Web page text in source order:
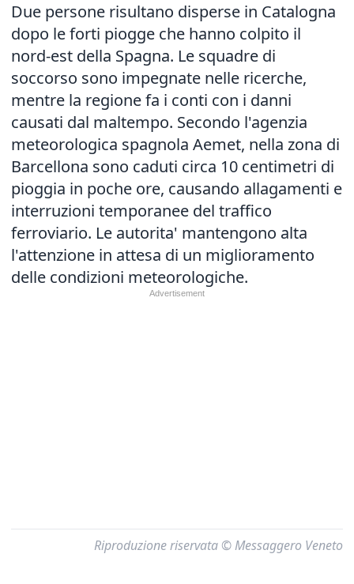
Due persone risultano disperse in Catalogna
dopo le forti piogge che hanno colpito il
nord-est della Spagna. Le squadre di
soccorso sono impegnate nelle ricerche,
mentre la regione fa i conti con i danni
causati dal maltempo. Secondo l'agenzia
meteorologica spagnola Aemet, nella zona di
Barcellona sono caduti circa 10 centimetri di
pioggia in poche ore, causando allagamenti e
interruzioni temporanee del traffico
ferroviario. Le autorita' mantengono alta
l'attenzione in attesa di un miglioramento
delle condizioni meteorologiche.
Riproduzione riservata © Messaggero Veneto